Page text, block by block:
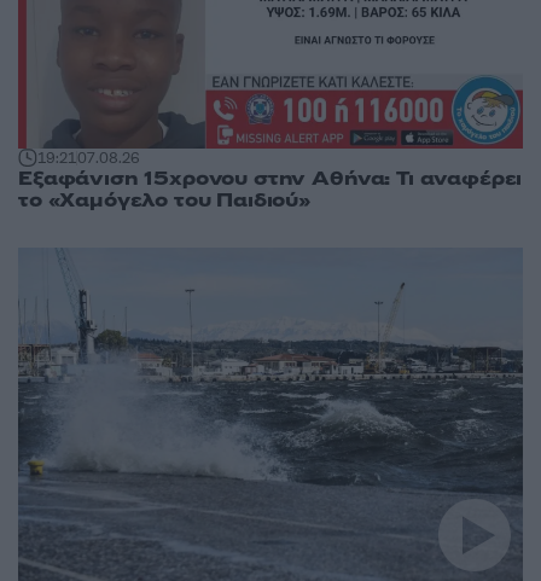
19:2107.08.26
Εξαφάνιση 15χρονου στην Αθήνα: Τι αναφέρει
το «Χαμόγελο του Παιδιού»